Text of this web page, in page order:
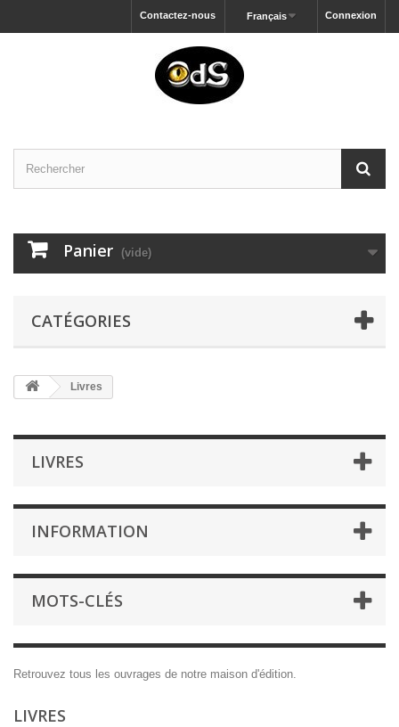
Connexion
Français
Contactez-nous
Panier (vide)
CATÉGORIES
Livres
LIVRES
INFORMATION
MOTS-CLÉS
Retrouvez tous les ouvrages de notre maison d'édition.
LIVRES